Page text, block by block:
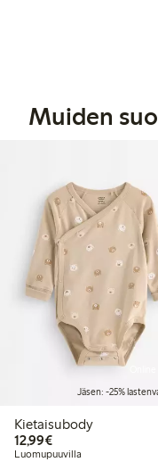
Muiden
Jäsen: -25%
Kietaisubody
12,99€12,99 €
Luomupuuvilla